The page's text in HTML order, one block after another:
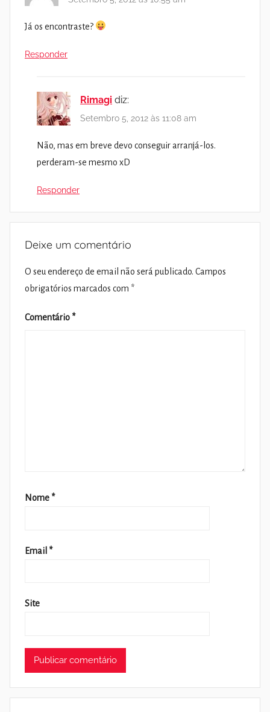
Já os encontraste?
Responder
Rimagi diz:
Setembro 5, 2012 às 11:08 am
Não, mas em breve devo conseguir arranjá-los.
perderam-se mesmo xD
Responder
Deixe um comentário
O seu endereço de email não será publicado. Campos
obrigatórios marcados com *
Comentário *
Nome *
Email *
Site